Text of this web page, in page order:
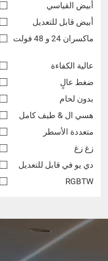
أبيض القياسي
أبيض قابل للتعديل
ماكسران 24 و 48 فولت
عالية الكفاءة
ضغط عالٍ
بدون لحام
هسي ال & طيف كامل
متعددة الأسطر
زغ زغ
دي يو في قابل للتعديل
RGBTW